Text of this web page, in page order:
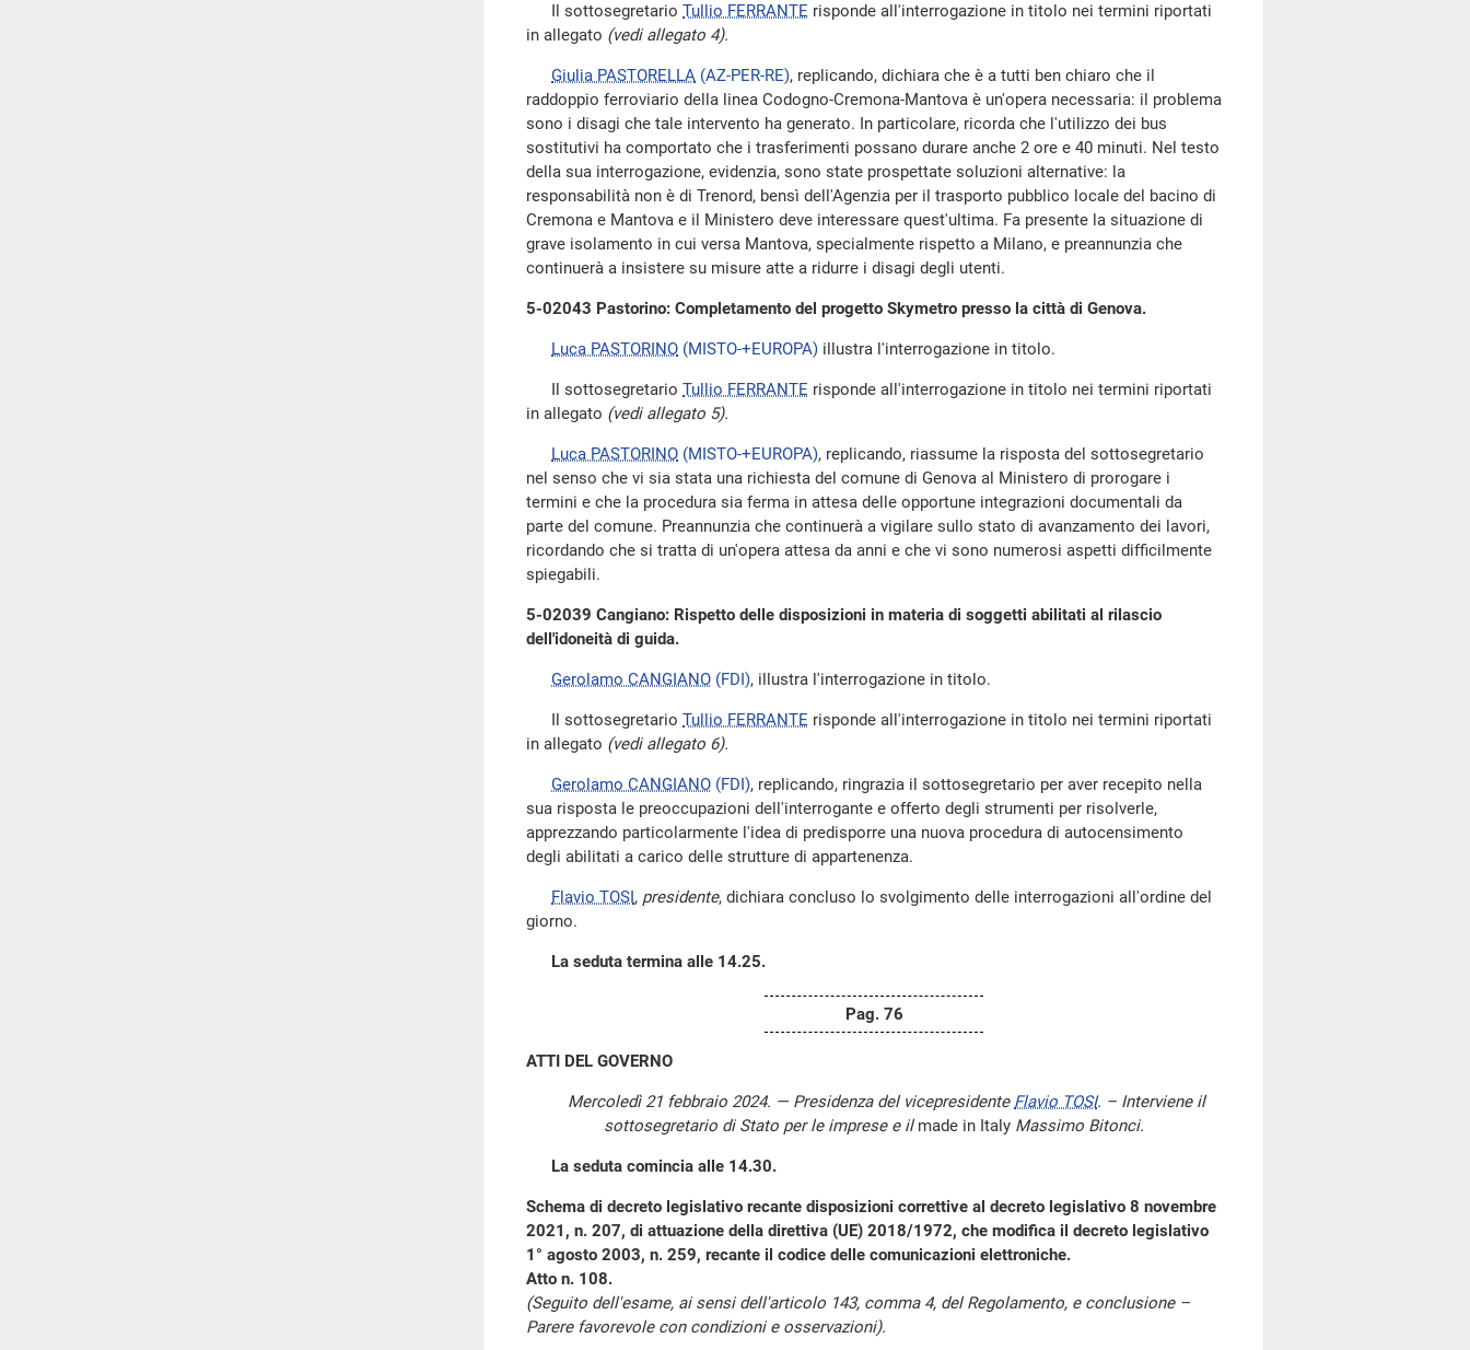
Il sottosegretario Tullio FERRANTE risponde all'interrogazione in titolo nei termini riportati
in allegato (vedi allegato 4).
Giulia PASTORELLA (AZ-PER-RE), replicando, dichiara che è a tutti ben chiaro che il
raddoppio ferroviario della linea Codogno-Cremona-Mantova è un'opera necessaria: il problema
sono i disagi che tale intervento ha generato. In particolare, ricorda che l'utilizzo dei bus
sostitutivi ha comportato che i trasferimenti possano durare anche 2 ore e 40 minuti. Nel testo
della sua interrogazione, evidenzia, sono state prospettate soluzioni alternative: la
responsabilità non è di Trenord, bensì dell'Agenzia per il trasporto pubblico locale del bacino di
Cremona e Mantova e il Ministero deve interessare quest'ultima. Fa presente la situazione di
grave isolamento in cui versa Mantova, specialmente rispetto a Milano, e preannunzia che
continuerà a insistere su misure atte a ridurre i disagi degli utenti.
5-02043 Pastorino: Completamento del progetto Skymetro presso la città di Genova.
Luca PASTORINO (MISTO-+EUROPA) illustra l'interrogazione in titolo.
Il sottosegretario Tullio FERRANTE risponde all'interrogazione in titolo nei termini riportati
in allegato (vedi allegato 5).
Luca PASTORINO (MISTO-+EUROPA), replicando, riassume la risposta del sottosegretario
nel senso che vi sia stata una richiesta del comune di Genova al Ministero di prorogare i
termini e che la procedura sia ferma in attesa delle opportune integrazioni documentali da
parte del comune. Preannunzia che continuerà a vigilare sullo stato di avanzamento dei lavori,
ricordando che si tratta di un'opera attesa da anni e che vi sono numerosi aspetti difficilmente
spiegabili.
5-02039 Cangiano: Rispetto delle disposizioni in materia di soggetti abilitati al rilascio
dell'idoneità di guida.
Gerolamo CANGIANO (FDI), illustra l'interrogazione in titolo.
Il sottosegretario Tullio FERRANTE risponde all'interrogazione in titolo nei termini riportati
in allegato (vedi allegato 6).
Gerolamo CANGIANO (FDI), replicando, ringrazia il sottosegretario per aver recepito nella
sua risposta le preoccupazioni dell'interrogante e offerto degli strumenti per risolverle,
apprezzando particolarmente l'idea di predisporre una nuova procedura di autocensimento
degli abilitati a carico delle strutture di appartenenza.
Flavio TOSI, presidente, dichiara concluso lo svolgimento delle interrogazioni all'ordine del
giorno.
La seduta termina alle 14.25.
Pag. 76
ATTI DEL GOVERNO
Mercoledì 21 febbraio 2024. — Presidenza del vicepresidente Flavio TOSI. – Interviene il
sottosegretario di Stato per le imprese e ilmade in Italy Massimo Bitonci.
La seduta comincia alle 14.30.
Schema di decreto legislativo recante disposizioni correttive al decreto legislativo 8 novembre
2021, n. 207, di attuazione della direttiva (UE) 2018/1972, che modifica il decreto legislativo
1° agosto 2003, n. 259, recante il codice delle comunicazioni elettroniche.
Atto n. 108.
(Seguito dell'esame, ai sensi dell'articolo 143, comma 4, del Regolamento, e conclusione –
Parere favorevole con condizioni e osservazioni).